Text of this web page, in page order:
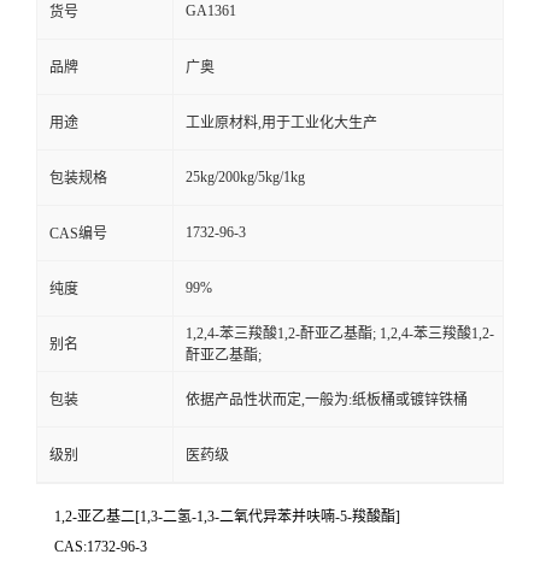
货号 GA1361
品牌 广奥
用途 工业原材料,用于工业化大生产
包装规格 25kg/200kg/5kg/1kg
CAS编号 1732-96-3
纯度 99%
别名
1,2,4-苯三羧酸1,2-酐亚乙基酯; 1,2,4-苯三羧酸1,2-
酐亚乙基酯;
包装 依据产品性状而定,一般为:纸板桶或镀锌铁桶
级别 医药级
1,2-亚乙基二[1,3-二氢-1,3-二氧代异苯并呋喃-5-羧酸酯]
CAS:1732-96-3